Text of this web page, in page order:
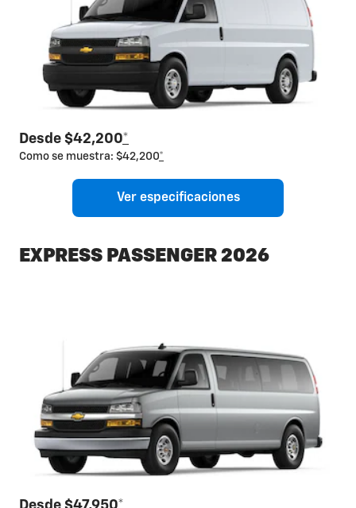
Desde $42,200*
Como se muestra: $42,200*
Ver especificaciones
EXPRESS PASSENGER 2026